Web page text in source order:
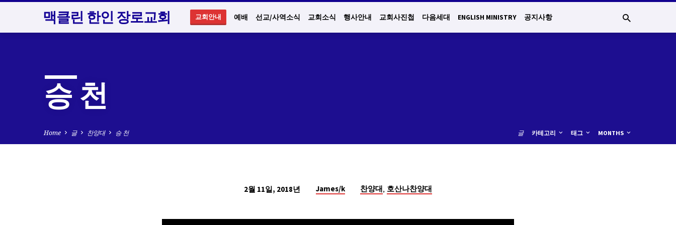
맥클린 한인 장로교회 교회안내 예배 선교/사역소식 교회소식 행사안내 교회사진첩 다음세대 ENGLISH MINISTRY 공지사항
승 천
Home 글 찬양대 승 천 글 카테고리 태그 MONTHS
2월 11일, 2018년 James/k 찬양대, 호산나찬양대